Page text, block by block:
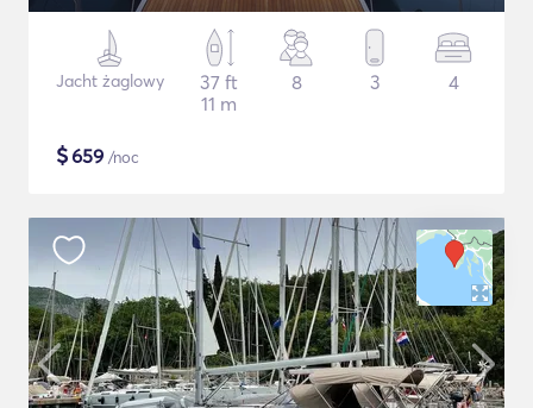
Jacht żaglowy
37 ft
11 m
8 3 4
$659 /noc